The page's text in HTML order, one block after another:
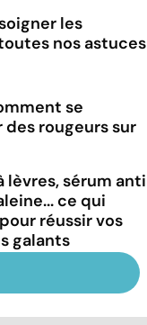
les
nos astuces
se
des rougeurs sur
lèvres, sérum anti
ce qui
réussir vos
galants